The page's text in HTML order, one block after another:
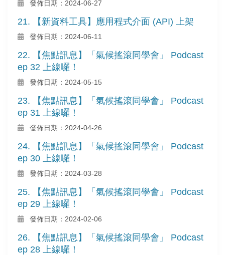
發佈日期：2024-06-27
21. 【新資料工具】應用程式介面 (API) 上架
發佈日期：2024-06-11
22. 【焦點訊息】「氣候搖滾同學會」 Podcast
ep 32 上線囉！
發佈日期：2024-05-15
23. 【焦點訊息】「氣候搖滾同學會」 Podcast
ep 31 上線囉！
發佈日期：2024-04-26
24. 【焦點訊息】「氣候搖滾同學會」 Podcast
ep 30 上線囉！
發佈日期：2024-03-28
25. 【焦點訊息】「氣候搖滾同學會」 Podcast
ep 29 上線囉！
發佈日期：2024-02-06
26. 【焦點訊息】「氣候搖滾同學會」 Podcast
ep 28 上線囉！